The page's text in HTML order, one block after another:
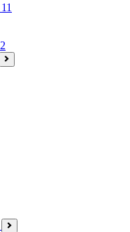
11
2